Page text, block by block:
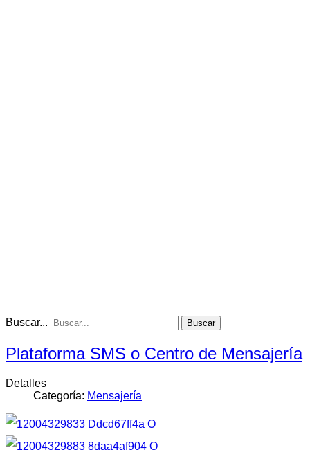
Buscar... Buscar
Plataforma SMS o Centro de Mensajería
Detalles
Categoría: Mensajería